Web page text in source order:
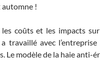
automne !
coûts et les impacts
travaillé avec
Le modèle de la haie anti-